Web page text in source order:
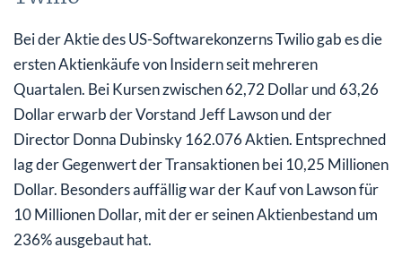
Bei der Aktie des US-Softwarekonzerns Twilio gab es die
ersten Aktienkäufe von Insidern seit mehreren
Quartalen. Bei Kursen zwischen 62,72 Dollar und 63,26
Dollar erwarb der Vorstand Jeff Lawson und der
Director Donna Dubinsky 162.076 Aktien. Entsprechned
lag der Gegenwert der Transaktionen bei 10,25 Millionen
Dollar. Besonders auffällig war der Kauf von Lawson für
10 Millionen Dollar, mit der er seinen Aktienbestand um
236% ausgebaut hat.